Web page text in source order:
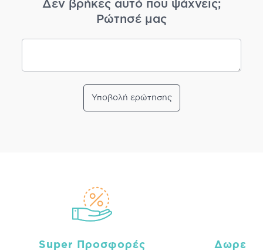
Δεν βρήκες αυτό που ψάχνεις;
Ρώτησέ μας
Υποβολή ερώτησης
Super Προσφορές Δωρεάν